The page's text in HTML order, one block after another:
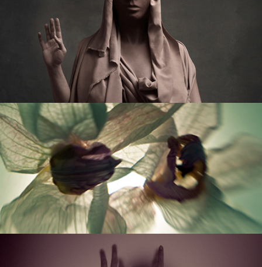
RINASCIMENTI PRIVATI
IMPERMANENZE